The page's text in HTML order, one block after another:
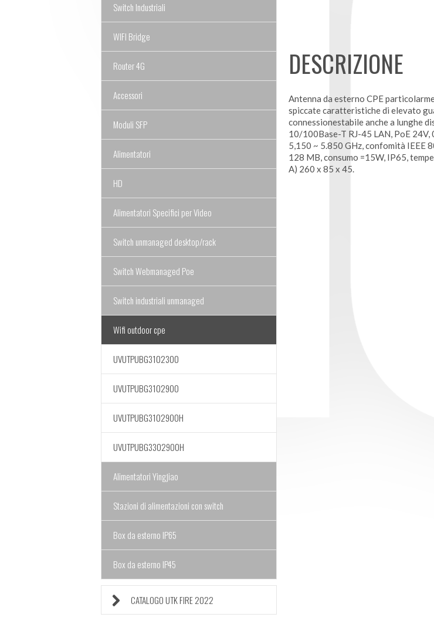
DESCRIZIONE
Antenna da esterno CPE
spiccate caratteristiche di elevato
connessionestabile anche a lunghe
10/100Base-T RJ-45 LAN, PoE 24V,
5,150 ~ 5.850 GHz, confomità IEEE
128 MB, consumo =15W, IP65,
A) 260 x 85 x 45.
Switch Industriali
WIFI Bridge
Router 4G
Accessori
Moduli SFP
Alimentatori
HD
Alimentatori Specifici per Video
Switch unmanaged desktop/rack
Switch Webmanaged Poe
Switch industriali unmanaged
Wifi outdoor cpe
UVUTPUBG3102300
UVUTPUBG3102900
UVUTPUBG3102900H
UVUTPUBG3302900H
Alimentatori Yingjiao
Stazioni di alimentazioni con switch
Box da esterno IP65
Box da esterno IP45
CATALOGO UTK FIRE 2022